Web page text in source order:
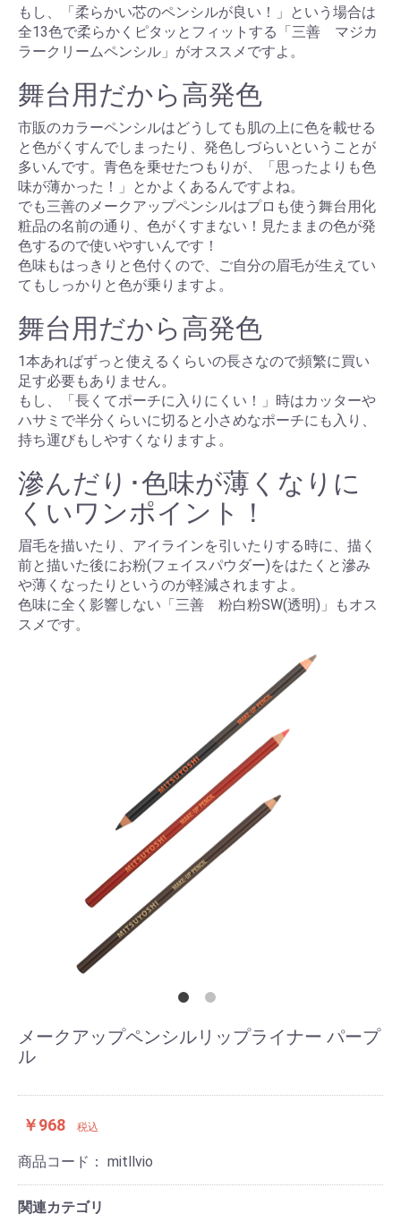
もし、「柔らかい芯のペンシルが良い！」という場合は
全13色で柔らかくピタッとフィットする「三善 マジカ
ラークリームペンシル」がオススメですよ。
舞台用だから高発色
市販のカラーペンシルはどうしても肌の上に色を載せる
と色がくすんでしまったり、発色しづらいということが
多いんです。青色を乗せたつもりが、「思ったよりも色
味が薄かった！」とかよくあるんですよね。
でも三善のメークアップペンシルはプロも使う舞台用化
粧品の名前の通り、色がくすまない！見たままの色が発
色するので使いやすいんです！
色味もはっきりと色付くので、ご自分の眉毛が生えてい
てもしっかりと色が乗りますよ。
舞台用だから高発色
1本あればずっと使えるくらいの長さなので頻繁に買い
足す必要もありません。
もし、「長くてポーチに入りにくい！」時はカッターや
ハサミで半分くらいに切ると小さめなポーチにも入り、
持ち運びもしやすくなりますよ。
滲んだり･色味が薄くなりに
くいワンポイント！
眉毛を描いたり、アイラインを引いたりする時に、描く
前と描いた後にお粉(フェイスパウダー)をはたくと滲み
や薄くなったりというのが軽減されますよ。
色味に全く影響しない「三善 粉白粉SW(透明)」もオス
スメです。
メークアップペンシルリップライナー パープ
ル
￥968 税込
商品コード： mitllvio
関連カテゴリ